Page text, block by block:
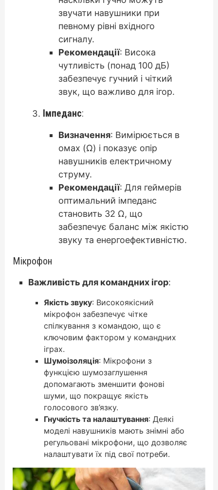
звучати навушники при
певному рівні вхідного
сигналу.
Рекомендації: Висока
чутливість (понад 100 дБ)
забезпечує гучний і чіткий
звук, що важливо для ігор.
Імпеданс:
Визначення: Вимірюється в
омах (Ω) і показує опір
навушників електричному
струму.
Рекомендації: Для геймерів
оптимальний імпеданс
становить 32 Ω, що
забезпечує баланс між якістю
звуку та енергоефективністю.
Мікрофон
Важливість для командних ігор:
Якість звуку: Високоякісний
мікрофон забезпечує чітке
спілкування з командою, що є
ключовим фактором у командних
іграх.
Шумоізоляція: Мікрофони з
функцією шумозаглушення
допомагають зменшити фонові
шуми, що покращує якість
голосового зв’язку.
Гнучкість та налаштування: Деякі
моделі навушників мають знімні або
регульовані мікрофони, що дозволяє
налаштувати їх під свої потреби.